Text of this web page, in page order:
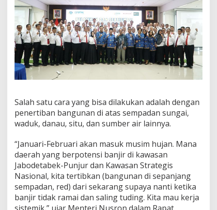
n
I
n
g
a
k
n
n
t
i
n
g
n
y
a
L
n
g
Salah satu cara yang bisa dilakukan adalah dengan
penertiban bangunan di atas sempadan sungai,
waduk, danau, situ, dan sumber air lainnya.
“Januari-Februari akan masuk musim hujan. Mana
daerah yang berpotensi banjir di kawasan
Jabodetabek-Punjur dan Kawasan Strategis
Nasional, kita tertibkan (bangunan di sepanjang
sempadan, red) dari sekarang supaya nanti ketika
banjir tidak ramai dan saling tuding. Kita mau kerja